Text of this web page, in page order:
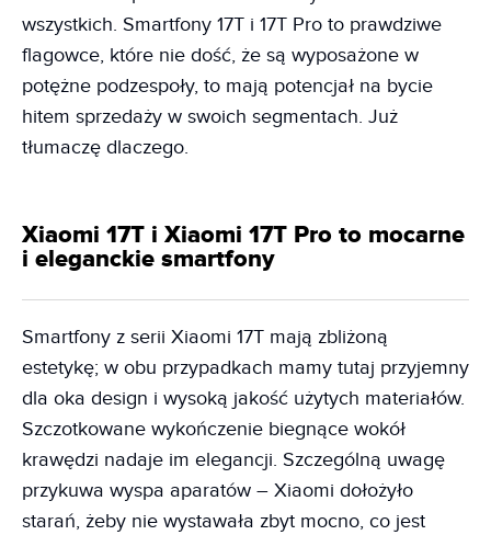
wszystkich. Smartfony 17T i 17T Pro to prawdziwe
flagowce, które nie dość, że są wyposażone w
potężne podzespoły, to mają potencjał na bycie
hitem sprzedaży w swoich segmentach. Już
tłumaczę dlaczego.
Xiaomi 17T i Xiaomi 17T Pro to mocarne
i eleganckie smartfony
Smartfony z serii Xiaomi 17T mają zbliżoną
estetykę; w obu przypadkach mamy tutaj przyjemny
dla oka design i wysoką jakość użytych materiałów.
Szczotkowane wykończenie biegnące wokół
krawędzi nadaje im elegancji. Szczególną uwagę
przykuwa wyspa aparatów – Xiaomi dołożyło
starań, żeby nie wystawała zbyt mocno, co jest